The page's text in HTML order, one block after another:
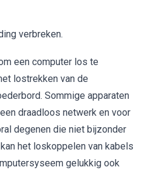
verbreken.
een computer los te
lostrekken van de
Sommige apparaten
draadloos netwerk en voor
degenen die niet bijzonder
het loskoppelen van kabels
gelukkig ook